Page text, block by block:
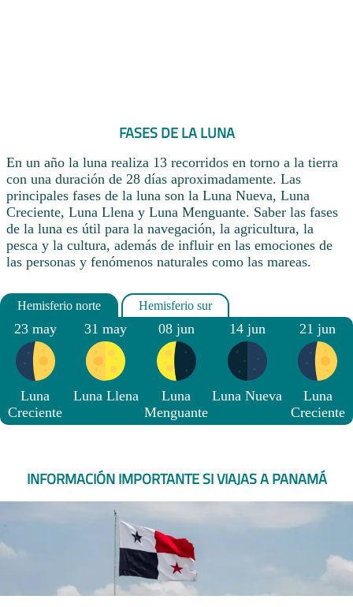
FASES DE LA LUNA
En un año la luna realiza 13 recorridos en torno a la tierra
con una duración de 28 días aproximadamente. Las
principales fases de la luna son la Luna Nueva, Luna
Creciente, Luna Llena y Luna Menguante. Saber las fases
de la luna es útil para la navegación, la agricultura, la
pesca y la cultura, además de influir en las emociones de
las personas y fenómenos naturales como las mareas.
23 may
Luna
Creciente
31 may
Luna Llena
08 jun
Luna
Menguante
14 jun
Luna Nueva
21 jun
Luna
Creciente
INFORMACIÓN IMPORTANTE SI VIAJAS A PANAMÁ